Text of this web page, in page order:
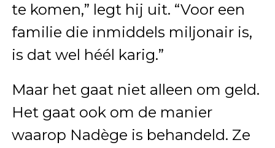
te komen,” legt hij uit. “Voor een
familie die inmiddels miljonair is,
is dat wel héél karig.”
Maar het gaat niet alleen om geld.
Het gaat ook om de manier
waarop Nadège is behandeld. Ze